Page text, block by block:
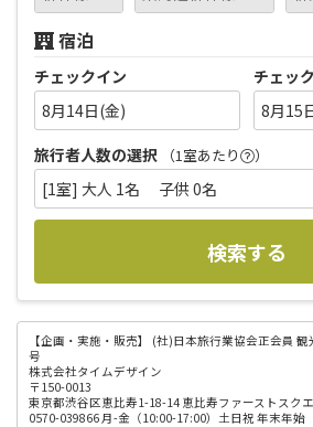
宿泊
チェックイン
8月14日(金)
チェッ
8月15
旅行者人数の選択
（1室あたり ）
[1室] 大人 1名 子供 0名
検索する
【企画・実施・販売】
(社)日本旅行業協会正会員
号
株式会社タイムデザイン
〒150-0013
東京都渋谷区恵比寿1-18-14 恵比寿ファーストスク
0570-039866 月-金（10:00-17:00）土日祝 年末年始